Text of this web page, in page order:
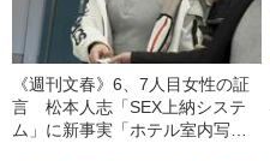
《週刊文春》6、7人目女性の証
言 松本人志「SEX上納システ
ム」に新事実「ホテル室内写